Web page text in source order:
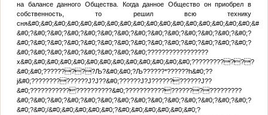
на балансе данного Общества. Когда данное Общество он приобрел в
собственность, то решил всю технику
&#0;?&#0;?&#0;?&#0;?&#0;?&#0;?&#0;?&#0;?&#0;?&#0;?&#0;?&#0;?&#0;?&#0;?
&#0;?&#0;?&#0;?&#0;?&#0;?&#0;?&#0;?&#0;?&#0;?&#0;?&#0;?&#0;?&#0;?&#0;?
&#0;?&#0;?&#0;?&#0;?&#0;?&#0;?&#0;?&#0;?????????????????
x&#0;&#0;&#0;&#0;&#0;&#0;&#0;&#0;&#0;&#0;&#0;&#0;&#0;????????????
&#0;&#0;?????????Љ?&#0;&#0;?Љ??????*??????h&#0;??
j&#0;??????????????J?J??&#0;??????J?J????????????J??
&#0;?????????????????????&#0;???????????????????????????
&#0;?&#0;?&#0;?&#0;?&#0;?&#0;?&#0;?&#0;?&#0;?&#0;?&#0;?&#0;?&#0;?&#0;?
&#0;?&#0;/&#0;&#0;&#0;&#0;&#0;?&#0;&#0;&#0;&#0;&#0;&#0;?